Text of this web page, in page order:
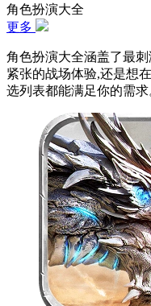
角色扮演大全
更多
角色扮演大全涵盖了最
紧张的战场体验,还是想
选列表都能满足你的需求